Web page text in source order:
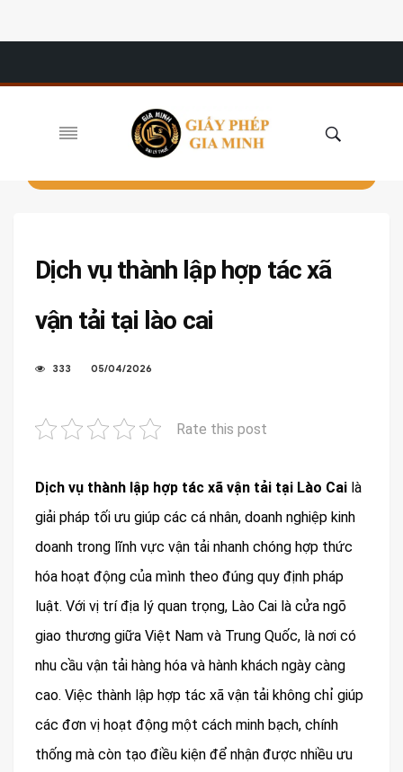
Dịch vụ thành lập hợp tác xã
vận tải tại lào cai
333 05/04/2026
Rate this post
Dịch vụ thành lập hợp tác xã vận tải tại Lào Cai là
giải pháp tối ưu giúp các cá nhân, doanh nghiệp kinh
doanh trong lĩnh vực vận tải nhanh chóng hợp thức
hóa hoạt động của mình theo đúng quy định pháp
luật. Với vị trí địa lý quan trọng, Lào Cai là cửa ngõ
giao thương giữa Việt Nam và Trung Quốc, là nơi có
nhu cầu vận tải hàng hóa và hành khách ngày càng
cao. Việc thành lập hợp tác xã vận tải không chỉ giúp
các đơn vị hoạt động một cách minh bạch, chính
thống mà còn tạo điều kiện để nhận được nhiều ưu